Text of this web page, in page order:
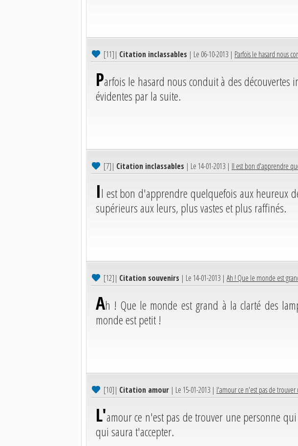
[11]| Citation inclassables | Le 06-10-2013 | Parfois le hasard nous
Parfois le hasard nous conduit à des découvertes
évidentes par la suite.
[7]| Citation inclassables | Le 14-01-2013 | Il est bon d'apprendre
Il est bon d'apprendre quelquefois aux heureux
supérieurs aux leurs, plus vastes et plus raffinés.
[12]| Citation souvenirs | Le 14-01-2013 | Ah ! Que le monde est
Ah ! Que le monde est grand à la clarté des
monde est petit !
[10]| Citation amour | Le 15-01-2013 | l'amour ce n'est pas de
L'amour ce n'est pas de trouver une personne
qui saura t'accepter.